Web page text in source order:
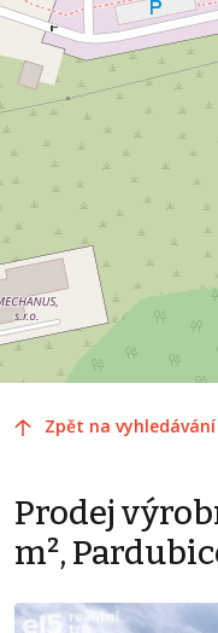
Zpět na vyhledávání
Prodej
m²,